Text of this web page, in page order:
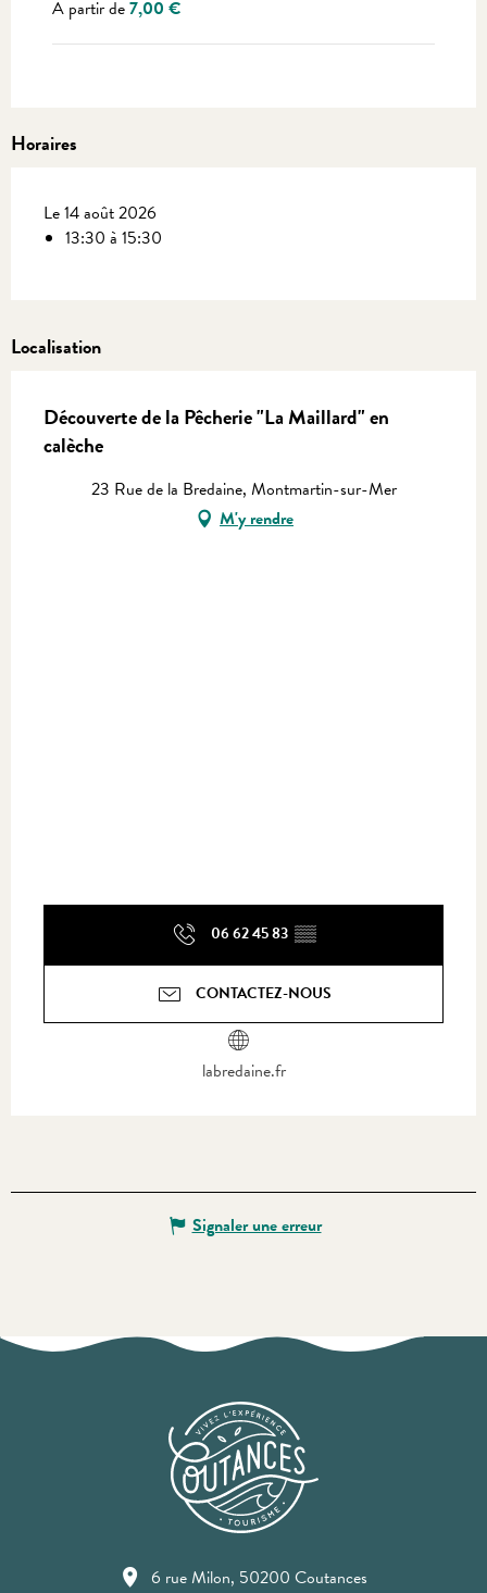
À partir de7,00 €
Horaires
Le 14 août 2026
13:30 à 15:30
Localisation
Découverte de la Pêcherie "La Maillard" en
calèche
23 Rue de la Bredaine, Montmartin-sur-Mer
M'y rendre
06 62 45 83 ▒▒
CONTACTEZ-NOUS
labredaine.fr
Signaler une erreur
6 rue Milon, 50200 Coutances